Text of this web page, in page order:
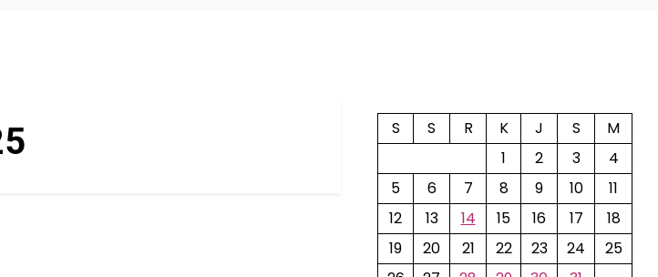
S S R K J S
M
1
2 3
4
5
6 7 8 9 10
11
12
13 14 15 16 17
18
19
20 21 22 23 24
25